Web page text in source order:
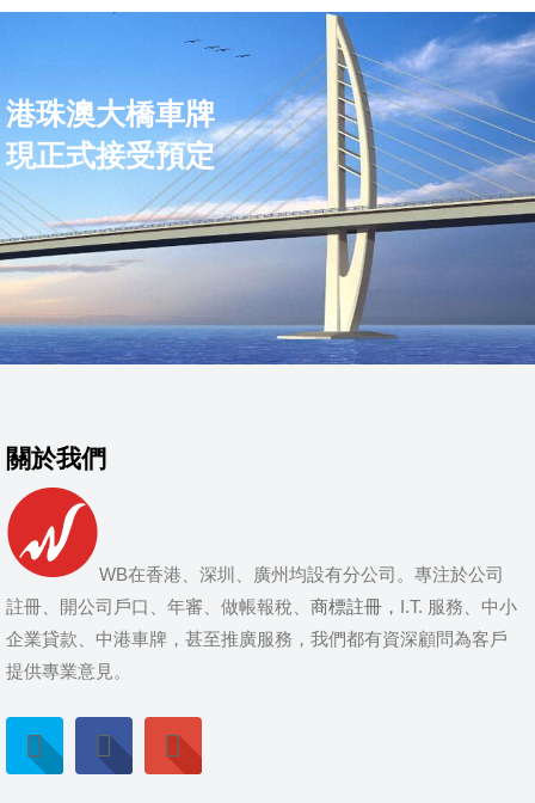
港珠澳大橋車牌
現正式接受預定
關於我們
WB在香港、深圳、廣州均設有分公司。專注於公司
註冊、開公司戶口、年審、做帳報稅、 商標註冊， I.T. 服務、中小
企業貸款、中港車牌，甚至推廣服務，我們都有資深顧問為客戶
提供專業意見。